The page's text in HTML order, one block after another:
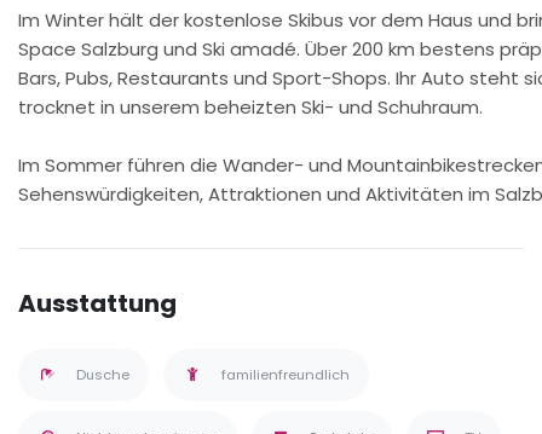
Im Winter hält der kostenlose Skibus vor dem Haus und
Space Salzburg und Ski amadé. Über 200 km bestens
Bars, Pubs, Restaurants und Sport-Shops. Ihr Auto steht
trocknet in unserem beheizten Ski- und Schuhraum.
Im Sommer führen die Wander- und
Sehenswürdigkeiten, Attraktionen und Aktivitäten im
Ausstattung
Dusche familienfreundlich